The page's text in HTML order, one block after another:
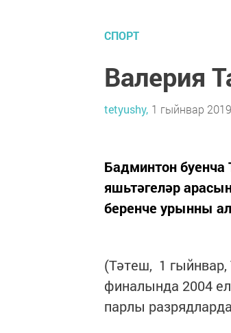
СПОРТ
Валерия
tetyushy, 1 гыйнвар
Бадминтон
яшьтәгеләр
беренче урынны
(Тәтеш, 1
финалында 2004
парлы